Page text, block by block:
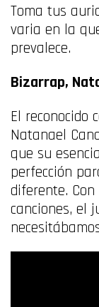
Toma tus
varia en la
prevalece.
Bizarrap,
El reconocido
Natanael
que su
perfección
diferente.
canciones, el